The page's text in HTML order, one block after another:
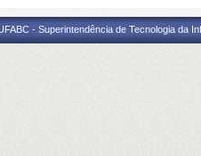
- Superintendência de Tecnologia da